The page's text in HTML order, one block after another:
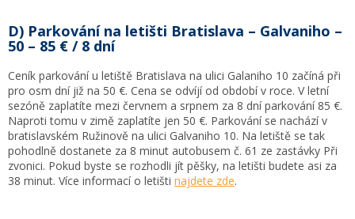
D) Parkování na letišti Bratislava – Galvaniho –
50 – 85 € / 8 dní
Ceník parkování u letiště Bratislava na ulici Galaniho 10 začíná při
pro osm dní již na 50 €. Cena se odvíjí od období v roce. V letní
sezóně zaplatíte mezi červnem a srpnem za 8 dní parkování 85 €.
Naproti tomu v zimě zaplatíte jen 50 €. Parkování se nachází v
bratislavském Ružinově na ulici Galvaniho 10. Na letiště se tak
pohodlně dostanete za 8 minut autobusem č. 61 ze zastávky Při
zvonici. Pokud byste se rozhodli jít pěšky, na letišti budete asi za
38 minut. Více informací o letišti najdete zde.